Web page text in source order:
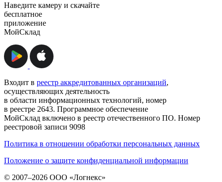
Наведите камеру и скачайте
бесплатное
приложение
МойСклад
Входит в реестр аккредитованных организаций,
осуществляющих деятельность
в области информационных технологий, номер
в реестре 2643. Программное обеспечение
МойСклад включено в реестр отечественного ПО. Номер
реестровой записи 9098
Политика в отношении обработки персональных данных
Положение о защите конфиденциальной информации
© 2007–2026 ООО «Логнекс»